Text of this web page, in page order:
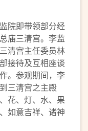
院即带领部分经
庙三清宫。李监
清宫主任委员林
接待及互相座谈
。参观期间，李
三清宫之主殿
花、灯、水、果
如意吉祥、诸神